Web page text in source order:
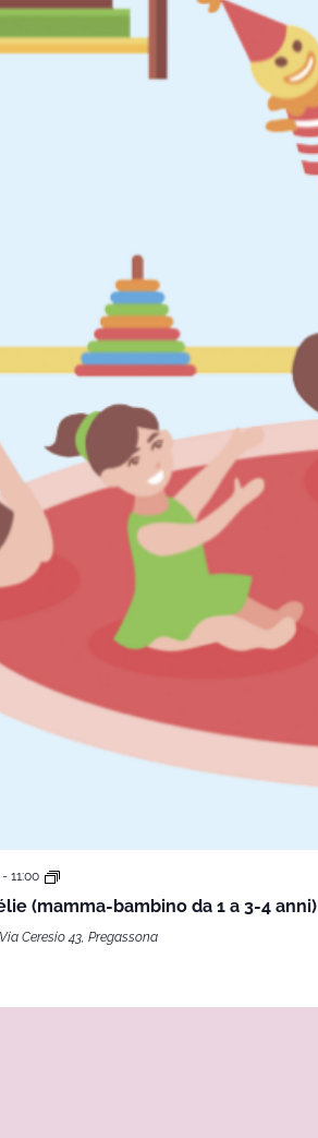
11:00
(mamma-bambino da 1 a 3-4 anni)
Via Ceresio 43, Pregassona